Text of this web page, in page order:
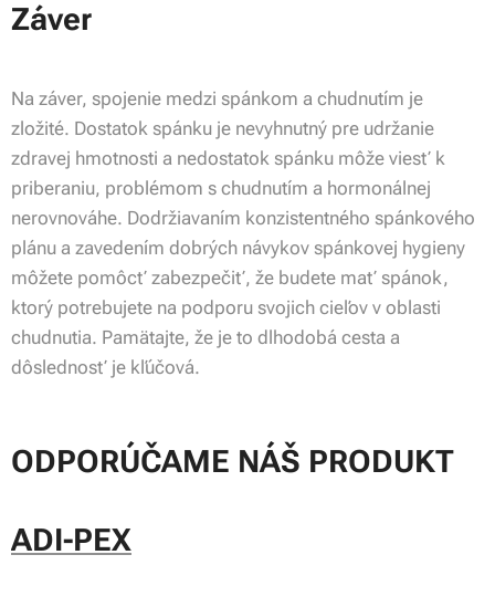
Záver
Na záver, spojenie medzi spánkom a chudnutím je
zložité. Dostatok spánku je nevyhnutný pre udržanie
zdravej hmotnosti a nedostatok spánku môže viesť k
priberaniu, problémom s chudnutím a hormonálnej
nerovnováhe. Dodržiavaním konzistentného spánkového
plánu a zavedením dobrých návykov spánkovej hygieny
môžete pomôcť zabezpečiť, že budete mať spánok,
ktorý potrebujete na podporu svojich cieľov v oblasti
chudnutia. Pamätajte, že je to dlhodobá cesta a
dôslednosť je kľúčová.
ODPORÚČAME NÁŠ PRODUKT
ADI-PEX